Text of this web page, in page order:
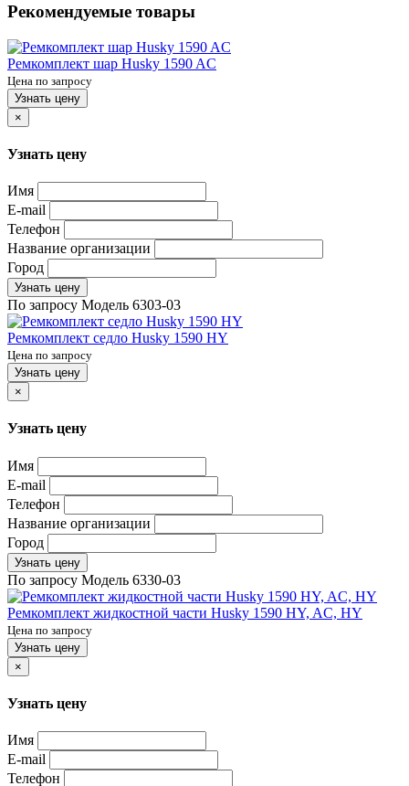
Рекомендуемые товары
Ремкомплект шар Husky 1590 AC
Цена по запросу
Узнать цену
×
Узнать цену
Имя
E-mail
Телефон
Название организации
Город
Узнать цену
По запросу Модель 6303-03
Ремкомплект седло Husky 1590 HY
Цена по запросу
Узнать цену
×
Узнать цену
Имя
E-mail
Телефон
Название организации
Город
Узнать цену
По запросу Модель 6330-03
Ремкомплект жидкостной части Husky 1590 HY, AC, HY
Цена по запросу
Узнать цену
×
Узнать цену
Имя
E-mail
Телефон